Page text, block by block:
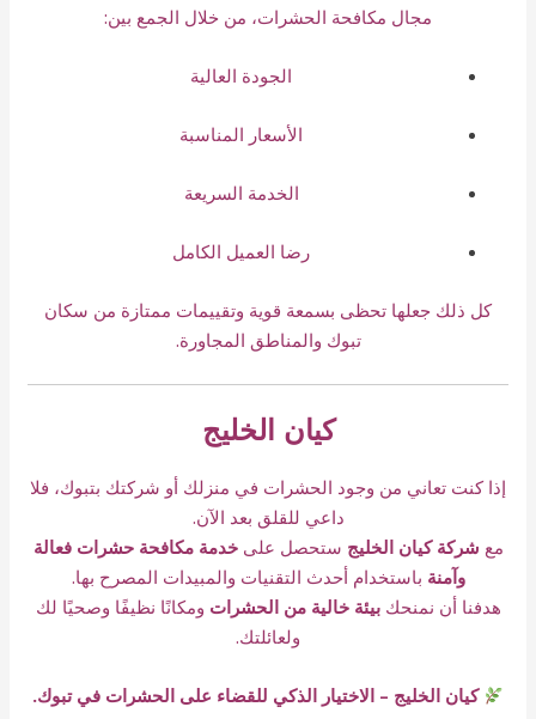
مجال مكافحة الحشرات، من خلال الجمع بين:
الجودة العالية
الأسعار المناسبة
الخدمة السريعة
رضا العميل الكامل
كل ذلك جعلها تحظى بسمعة قوية وتقييمات ممتازة من سكان
تبوك والمناطق المجاورة.
كيان الخليج
إذا كنت تعاني من وجود الحشرات في منزلك أو شركتك بتبوك، فلا
داعي للقلق بعد الآن.
مع شركة كيان الخليج ستحصل علىخدمة مكافحة حشرات فعالة
وآمنة باستخدام أحدث التقنيات والمبيدات المصرح بها.
هدفنا أن نمنحكبيئة خالية من الحشرات ومكانًا نظيفًا وصحيًا لك
ولعائلتك.
كيان الخليج – الاختيار الذكي للقضاء على الحشرات في تبوك.